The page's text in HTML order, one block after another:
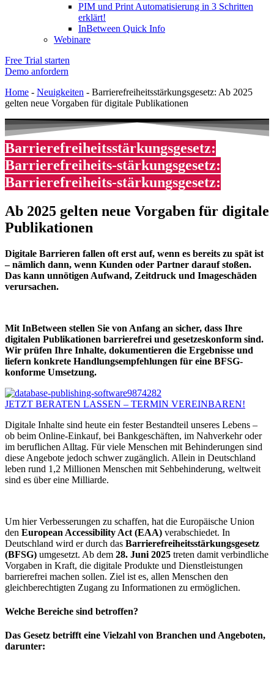
PIM und Print Automatisierung in 3 Schritten
erklärt!
InBetween Quick Info
Webinare
Free Trial starten
Demo anfordern
Home - Neuigkeiten - Barrierefreiheitsstärkungsgesetz: Ab 2025
gelten neue Vorgaben für digitale Publikationen
Barrierefreiheitsstärkungsgesetz:
Barrierefreiheits-stärkungsgesetz:
Barrierefreiheits-stärkungsgesetz:
Ab 2025 gelten neue Vorgaben für digitale
Publikationen
Digitale Barrieren fallen oft erst auf, wenn es bereits zu spät ist
– nämlich dann, wenn Kunden oder Partner darauf stoßen.
Das kann unnötigen Aufwand, Zeitdruck und Imageschäden
verursachen.
Mit InBetween stellen Sie von Anfang an sicher, dass Ihre
digitalen Publikationen barrierefrei und gesetzeskonform sind.
Wir prüfen Ihre Inhalte, dokumentieren die Ergebnisse und
liefern konkrete Handlungsempfehlungen für eine BFSG-
konforme Umsetzung.
JETZT BERATEN LASSEN – TERMIN VEREINBAREN!
Digitale Inhalte sind heute ein fester Bestandteil unseres Lebens –
ob beim Online-Einkauf, bei Bankgeschäften, im Nahverkehr oder
im beruflichen Alltag. Für viele Menschen mit Behinderungen sind
diese Angebote jedoch schwer zugänglich. Allein in Deutschland
leben rund 1,2 Millionen Menschen mit Sehbehinderung, weltweit
sind es über eine Milliarde.
Um hier Verbesserungen zu schaffen, hat die Europäische Union
den European Accessibility Act (EAA) verabschiedet. In
Deutschland wird er durch das Barrierefreiheitsstärkungsgesetz
(BFSG) umgesetzt. Ab dem 28. Juni 2025 treten damit verbindliche
Vorgaben in Kraft, die digitale Produkte und Dienstleistungen
barrierefrei machen sollen. Ziel ist es, allen Menschen den
gleichberechtigten Zugang zu Informationen zu ermöglichen.
Welche Bereiche sind betroffen?
Das Gesetz betrifft eine Vielzahl von Branchen und Angeboten,
darunter: